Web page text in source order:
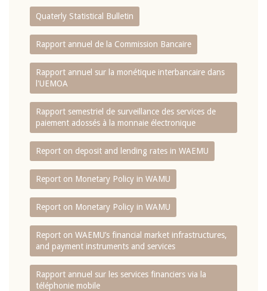
Quaterly Statistical Bulletin
Rapport annuel de la Commission Bancaire
Rapport annuel sur la monétique interbancaire dans
l'UEMOA
Rapport semestriel de surveillance des services de
paiement adossés à la monnaie électronique
Report on deposit and lending rates in WAEMU
Report on Monetary Policy in WAMU
Report on Monetary Policy in WAMU
Report on WAEMU’s financial market infrastructures,
and payment instruments and services
Rapport annuel sur les services financiers via la
téléphonie mobile